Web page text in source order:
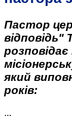
Пастор
відповідь"
який
років:
...